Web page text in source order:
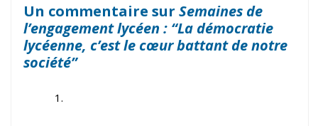
Un commentaire sur Semaines de
l’engagement lycéen : “La démocratie
lycéenne, c’est le cœur battant de notre
société”